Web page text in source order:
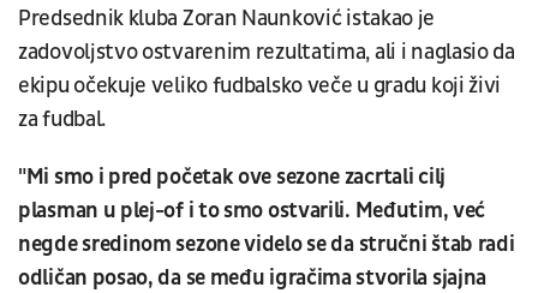
Predsednik kluba Zoran Naunković istakao je
zadovoljstvo ostvarenim rezultatima, ali i naglasio da
ekipu očekuje veliko fudbalsko veče u gradu koji živi
za fudbal.
"Mi smo i pred početak ove sezone zacrtali cilj
plasman u plej-of i to smo ostvarili. Međutim, već
negde sredinom sezone videlo se da stručni štab radi
odličan posao, da se među igračima stvorila sjajna